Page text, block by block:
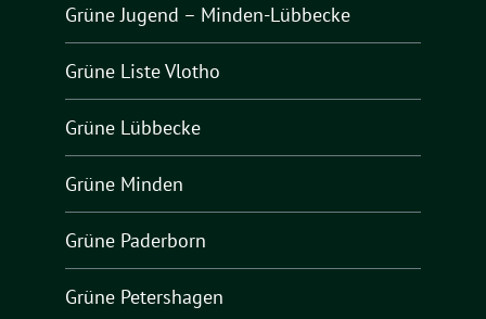
Grüne Jugend – Minden-Lübbecke
Grüne Liste Vlotho
Grüne Lübbecke
Grüne Minden
Grüne Paderborn
Grüne Petershagen